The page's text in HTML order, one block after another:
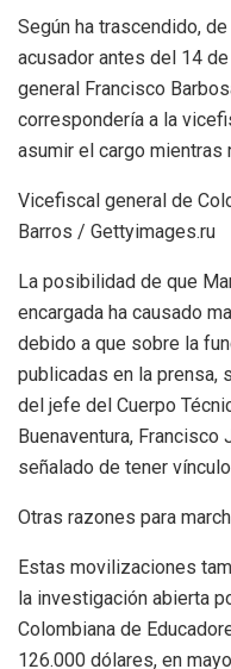
Según ha trascendido,
acusador antes del 14
general Francisco
correspondería a la
asumir el cargo mientras
Vicefiscal general de
Barros / Gettyimages.ru
La posibilidad de que
encargada ha causado
debido a que sobre la
publicadas en la prensa,
del jefe del Cuerpo
Buenaventura,
señalado de tener
Otras razones para
Estas movilizaciones
la investigación abierta
Colombiana de
126.000 dólares, en